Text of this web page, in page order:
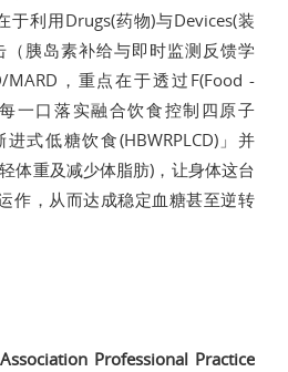
于利用Drugs(药物)与Devices(装
胰岛素补给与即时监测反馈学
MARD，重点在于透过F(Food -
一口落实融合饮食控制四原子
进式低糖饮食(HBWRPLCD)」并
体重及减少体脂肪)，让身体这台
作，从而达成稳定血糖甚至逆转
Professional Practice